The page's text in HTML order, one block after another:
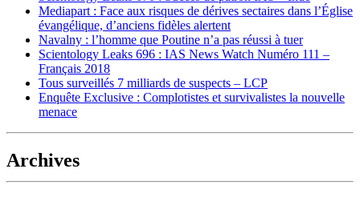
Mediapart : Face aux risques de dérives sectaires dans l’Église
évangélique, d’anciens fidèles alertent
Navalny : l’homme que Poutine n’a pas réussi à tuer
Scientology Leaks 696 : IAS News Watch Numéro 111 –
Français 2018
Tous surveillés 7 milliards de suspects – LCP
Enquête Exclusive : Complotistes et survivalistes la nouvelle
menace
Archives